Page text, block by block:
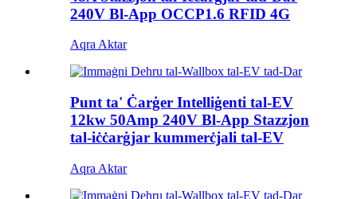
240V Bl-App OCCP1.6 RFID 4G
Aqra Aktar
Punt ta' Ċarġer Intelliġenti tal-EV
12kw 50Amp 240V Bl-App Stazzjon
tal-iċċarġjar kummerċjali tal-EV
Aqra Aktar